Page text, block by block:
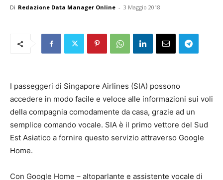
Di Redazione Data Manager Online - 3 Maggio 2018
I passeggeri di Singapore Airlines (SIA) possono
accedere in modo facile e veloce alle informazioni sui voli
della compagnia comodamente da casa, grazie ad un
semplice comando vocale. SIA è il primo vettore del Sud
Est Asiatico a fornire questo servizio attraverso Google
Home.
Con Google Home – altoparlante e assistente vocale di